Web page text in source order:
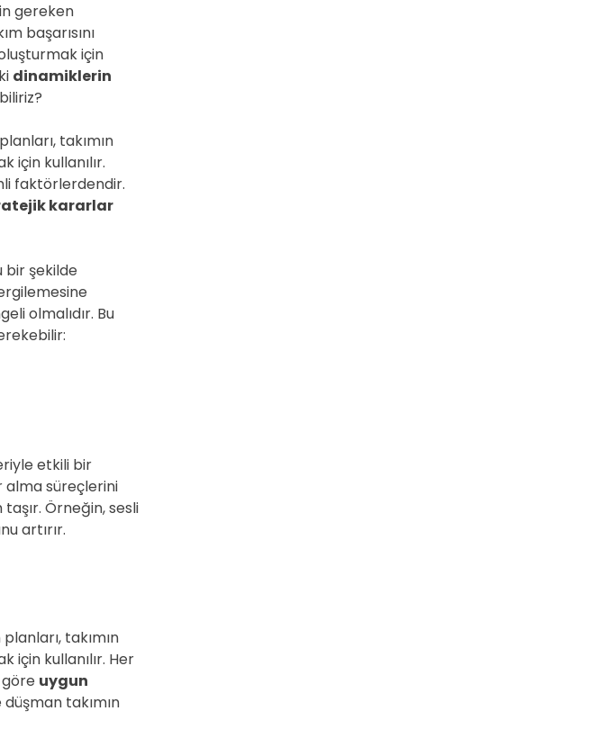
gereken
başarısını
için
dinamiklerin
takımın
için kullanılır.
faktörlerdendir.
kararlar
bir şekilde
olmalıdır. Bu
etkili bir
alma süreçlerini
Örneğin, sesli
artırır.
takımın
için kullanılır. Her
uygun
takımın